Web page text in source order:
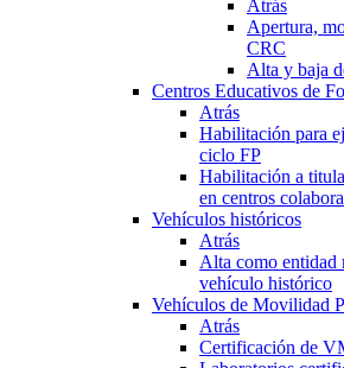
Atrás
Apertura,
CRC
Alta y baja
Centros Educativos de
Atrás
Habilitación para
ciclo FP
Habilitación a
en centros
Vehículos históricos
Atrás
Alta como entidad
vehículo histórico
Vehículos de Movilidad
Atrás
Certificación de